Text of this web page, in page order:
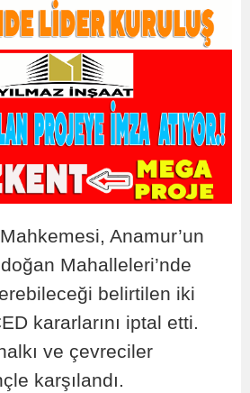
Anamur’un
Mahalleleri’nde
belirtilen iki
kararlarını iptal etti.
ve çevreciler
karşılandı.